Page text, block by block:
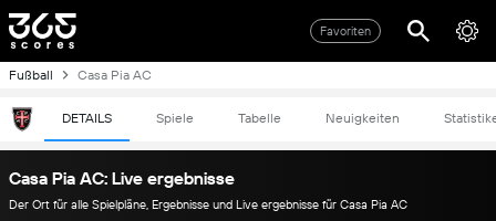
Favoriten
Fußball Casa Pia AC
DETAILS Spiele Tabelle Neuigkeiten
Casa Pia AC: Live ergebnisse
Der Ort für alle Spielpläne, Ergebnisse und Live ergebnisse für Casa Pia AC